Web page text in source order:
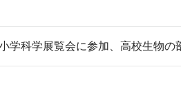
学科学展覧会に参加、高校生物の